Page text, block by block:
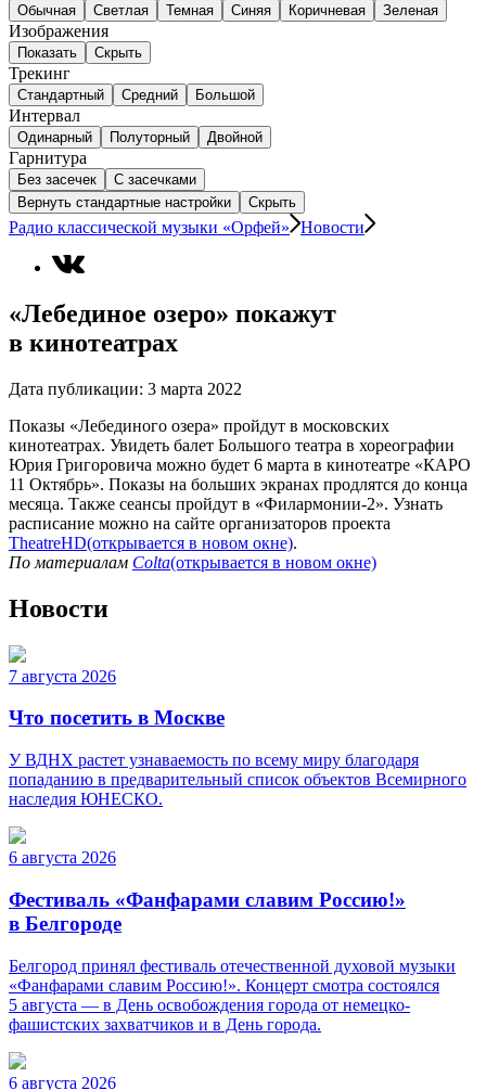
Обычная Светлая Темная Синяя Коричневая Зеленая
Изображения
Показать Скрыть
Трекинг
Стандартный Средний Большой
Интервал
Одинарный Полуторный Двойной
Гарнитура
Без засечек
С засечками
Вернуть стандартные настройки
Скрыть
Радио классической музыки «Орфей» Новости
«Лебединое озеро» покажут
в кинотеатрах
Дата публикации: 3 марта 2022
Показы «Лебединого озера» пройдут в московских
кинотеатрах. Увидеть балет Большого театра в хореографии
Юрия Григоровича можно будет 6 марта в кинотеатре «КАРО
11 Октябрь». Показы на больших экранах продлятся до конца
месяца. Также сеансы пройдут в «Филармонии-2». Узнать
расписание можно на сайте организаторов проекта
TheatreHD(открывается в новом окне).
По материалам Colta(открывается в новом окне)
Новости
7 августа 2026
Что посетить в Москве
У ВДНХ растет узнаваемость по всему миру благодаря
попаданию в предварительный список объектов Всемирного
наследия ЮНЕСКО.
6 августа 2026
Фестиваль «Фанфарами славим Россию!»
в Белгороде
Белгород принял фестиваль отечественной духовой музыки
«Фанфарами славим Россию!». Концерт смотра состоялся
5 августа — в День освобождения города от немецко-
фашистских захватчиков и в День города.
6 августа 2026